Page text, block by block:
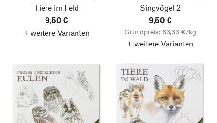
Tiere im Feld
9,50 €
+ weitere Varianten
Singvögel 2
9,50 €
Grundpreis: 63,33 €/kg
+ weitere Varianten